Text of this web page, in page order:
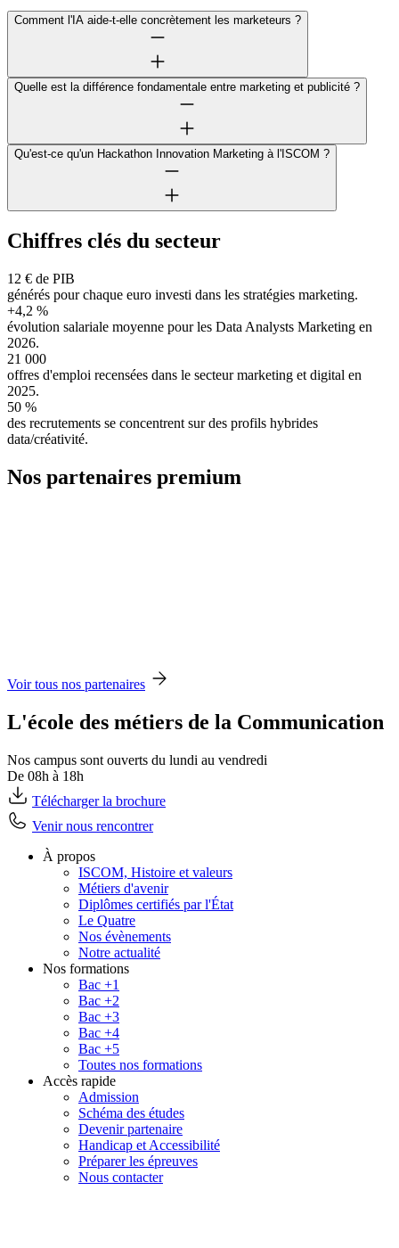
Comment l'IA aide-t-elle concrètement les marketeurs ?
Quelle est la différence fondamentale entre marketing et publicité ?
Qu'est-ce qu'un Hackathon Innovation Marketing à l'ISCOM ?
Chiffres clés du secteur
12 € de PIB
générés pour chaque euro investi dans les stratégies marketing.
+4,2 %
évolution salariale moyenne pour les Data Analysts Marketing en
2026.
21 000
offres d'emploi recensées dans le secteur marketing et digital en
2025.
50 %
des recrutements se concentrent sur des profils hybrides
data/créativité.
Nos partenaires premium
Voir tous nos partenaires
L'école des métiers de la Communication
Nos campus sont ouverts du lundi au vendredi
De 08h à 18h
Télécharger la brochure
Venir nous rencontrer
À propos
ISCOM, Histoire et valeurs
Métiers d'avenir
Diplômes certifiés par l'État
Le Quatre
Nos évènements
Notre actualité
Nos formations
Bac +1
Bac +2
Bac +3
Bac +4
Bac +5
Toutes nos formations
Accès rapide
Admission
Schéma des études
Devenir partenaire
Handicap et Accessibilité
Préparer les épreuves
Nous contacter